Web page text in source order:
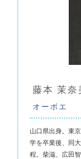
藤本 茉奈
オーボエ
山口県出身。東
学を卒業後、同
程。柴滋、広田